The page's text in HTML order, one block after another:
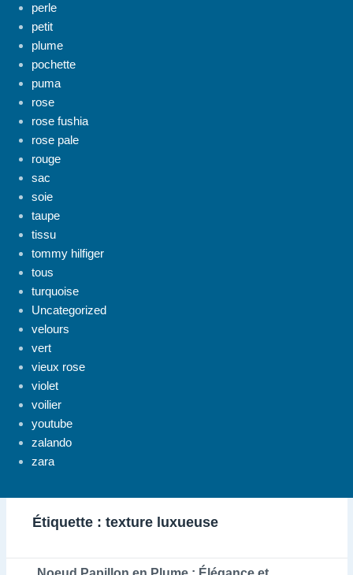
perle
petit
plume
pochette
puma
rose
rose fushia
rose pale
rouge
sac
soie
taupe
tissu
tommy hilfiger
tous
turquoise
Uncategorized
velours
vert
vieux rose
violet
voilier
youtube
zalando
zara
Étiquette : texture luxueuse